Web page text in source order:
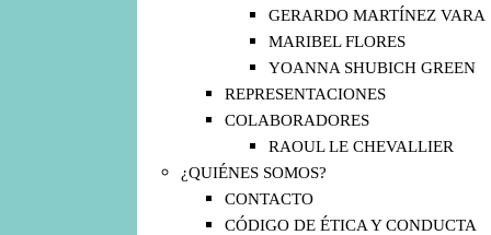
GERARDO MARTÍNEZ VARA
MARIBEL FLORES
YOANNA SHUBICH GREEN
REPRESENTACIONES
COLABORADORES
RAOUL LE CHEVALLIER
¿QUIÉNES SOMOS?
CONTACTO
CÓDIGO DE ÉTICA Y CONDUCTA